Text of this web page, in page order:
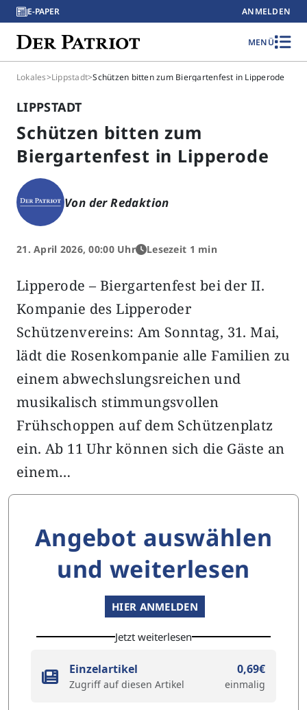
E-PAPER ANMELDEN
MENÜ
Lokales>Lippstadt>Schützen bitten zum Biergartenfest in Lipperode
LIPPSTADT
Schützen bitten zum
Biergartenfest in Lipperode
Von der Redaktion
21. April 2026, 00:00 Uhr Lesezeit 1 min
Lipperode – Biergartenfest bei der II.
Kompanie des Lipperoder
Schützenvereins: Am Sonntag, 31. Mai,
lädt die Rosenkompanie alle Familien zu
einem abwechslungsreichen und
musikalisch stimmungsvollen
Frühschoppen auf dem Schützenplatz
ein. Ab 11 Uhr können sich die Gäste an
einem…
Angebot auswählen
und weiterlesen
HIER ANMELDEN
Jetzt weiterlesen
Einzelartikel
Zugriff auf diesen Artikel
0,69€
einmalig